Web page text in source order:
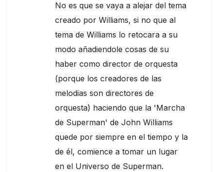
No es que se vaya a alejar del tema
creado por Williams, si no que al
tema de Williams lo retocara a su
modo añadiendole cosas de su
haber como director de orquesta
(porque los creadores de las
melodias son directores de
orquesta) haciendo que la 'Marcha
de Superman' de John Williams
quede por siempre en el tiempo y la
de él, comience a tomar un lugar
en el Universo de Superman.